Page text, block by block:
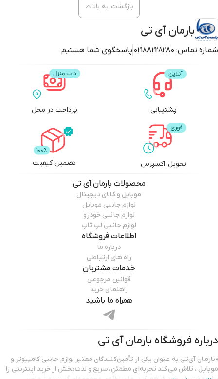
بارمان آی تی
شماره تماس: 02188228280 پاسخگوی شما هستیم
بازگشت به بالا
پشتیبانی پرداخت در محل
تحویل اکسپرس تضمین کیفیت
محصولات بارمان آی تی
موبایل و کالای دیجیتال
لوازم جانبی موبایل
لوازم جانبی خودرو
لوازم جانبی لپ تاپ
اطلاعات فروشگاه
درباره ما
راه های ارتباطی
خدمات مشتریان
قوانین مرجوعی
راهنمای خرید
همراه ما باشید
درباره فروشگاه بارمان آی تی
«بارمان آی‌تی به عنوان یکی از تأمین‌کنندگان معتبر لوازم جانبی کامپیوتر و
موبایل ، تلاش می‌کند تجربه‌ای مطمئن، سریع و لذت‌بخش از خرید اینترنتی را